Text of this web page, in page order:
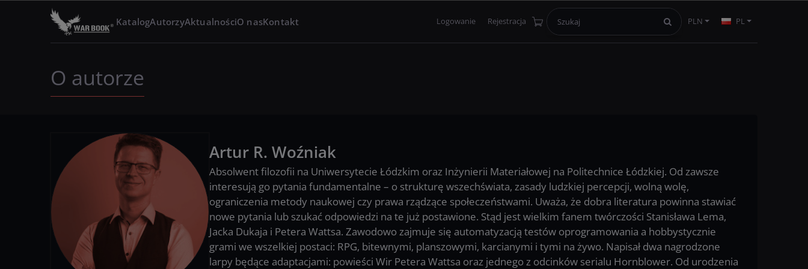
KatalogAutorzyAktualnościO nasKontakt Logowanie Rejestracja PLN PL
O autorze
Artur R. Woźniak
Absolwent filozofii na Uniwersytecie Łódzkim oraz Inżynierii Materiałowej na Politechnice Łódzkiej. Od zawsze
interesują go pytania fundamentalne – o strukturę wszechświata, zasady ludzkiej percepcji, wolną wolę,
ograniczenia metody naukowej czy prawa rządzące społeczeństwami. Uważa, że dobra literatura powinna stawiać
nowe pytania lub szukać odpowiedzi na te już postawione. Stąd jest wielkim fanem twórczości Stanisława Lema,
Jacka Dukaja i Petera Wattsa. Zawodowo zajmuje się automatyzacją testów oprogramowania a hobbystycznie
grami we wszelkiej postaci: RPG, bitewnymi, planszowymi, karcianymi i tymi na żywo. Napisał dwa nagrodzone
larpy będące adaptacjami: powieści Wir Petera Wattsa oraz jednego z odcinków serialu Hornblower. Od urodzenia